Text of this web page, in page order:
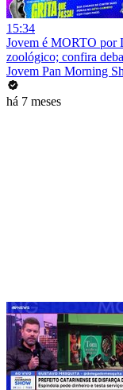
15:34
Jovem é MORTO
zoológico; confira
Jovem Pan Morning
há 7 meses